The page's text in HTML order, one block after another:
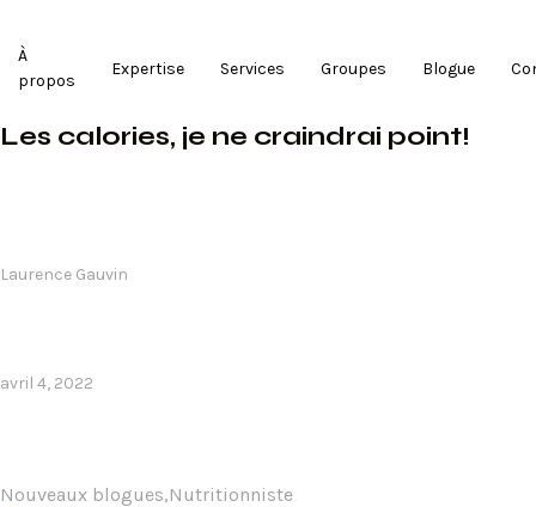
À
propos
Expertise Services Groupes Blogue
Les calories, je ne craindrai point!
Laurence Gauvin
avril 4, 2022
Nouveaux blogues,Nutritionniste